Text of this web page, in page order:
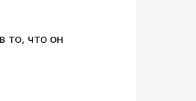
то, что он